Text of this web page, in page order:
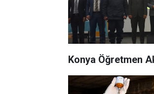
Konya Öğretmen